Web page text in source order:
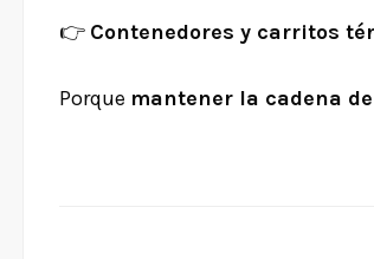
👉 Contenedores y carritos
Porque mantener la cadena